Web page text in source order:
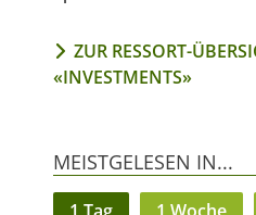
ZUR RESSORT-
«INVESTMENTS»
MEISTGELESEN IN...